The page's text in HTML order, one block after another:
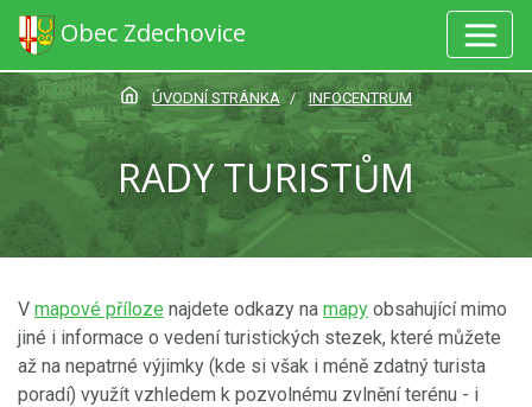
Obec Zdechovice
ÚVODNÍ STRÁNKA INFOCENTRUM
RADY TURISTŮM
V mapové příloze najdete odkazy na mapy obsahující mimo
jiné i informace o vedení turistických stezek, které můžete
až na nepatrné výjimky (kde si však i méně zdatný turista
poradí) využít vzhledem k pozvolnému zvlnění terénu - i